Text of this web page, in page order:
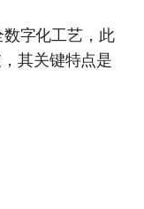
数字化工艺，此
其关键特点是